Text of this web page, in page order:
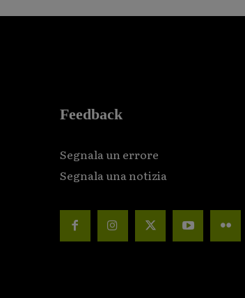
Feedback
Segnala un errore
Segnala una notizia